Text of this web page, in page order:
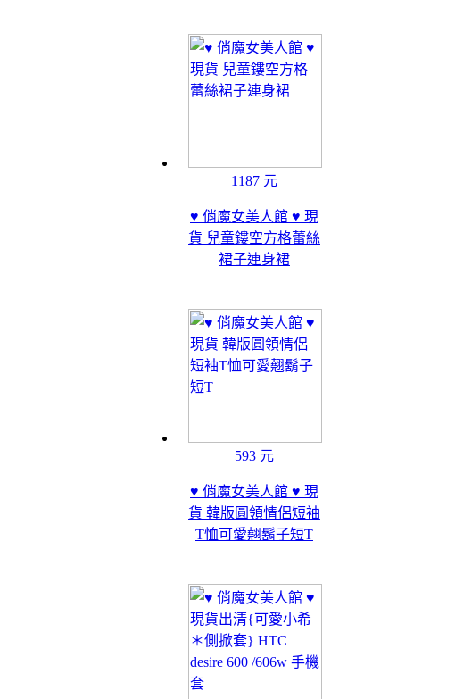
1187 元
♥ 俏魔女美人館 ♥ 現
貨 兒童鏤空方格蕾絲
裙子連身裙
593 元
♥ 俏魔女美人館 ♥ 現
貨 韓版圓領情侶短袖
T恤可愛翹鬍子短T